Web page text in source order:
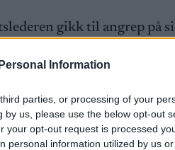
Information
parties, or processing of your
us, please use the below opt-out
your opt-out request is processed
personal information utilized by us
gikk til angrep på
skiforbund Alexei
går bort til en ung gutt
de to. Den unge utøveren
separerer de to.